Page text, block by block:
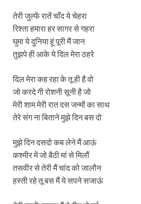
तेरी जुल्फें रातें चाँद ये चेहरा
रिश्ता हमारा हर सागर से गहरा
घुमा ये दुनिया हूं पूरी मैं जान
तुझपे ही आके ये दिल मेरा ठहरे
दिल मेरा कह रहा के तू ही है वो
जो करदे गी रोशनी सूनी है जो
मेरी शाम मेरी रात दस जन्मों का साथ
तेरे संग ना बिताने मुझे दिन बस दो
मुझे दिन दसदो कब लेने मैं आऊं
कश्मीर में जो बैठी मां से मिलौं
तसवीर से तेरी मैं चांद को जालौन
हस्ती रहे तू बस मैं ये सपने सजाऊं